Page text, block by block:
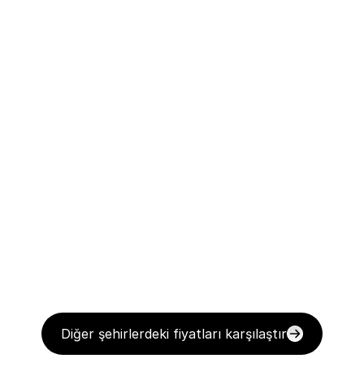
Diğer şehirlerdeki fiyatları karşılaştır